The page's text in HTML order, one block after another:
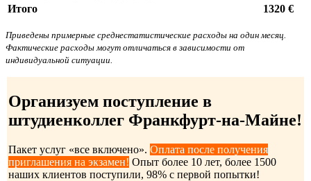
Итого
1320 €
Приведены примерные среднестатистические расходы на один месяц.
Фактические расходы могут отличаться в зависимости от
индивидуальной ситуации.
Организуем поступление в
штудиенколлег Франкфурт-на-Майне!
Пакет услуг «все включено». Оплата после получения
приглашения на экзамен! Опыт более 10 лет, более 1500
наших клиентов поступили, 98% с первой попытки!